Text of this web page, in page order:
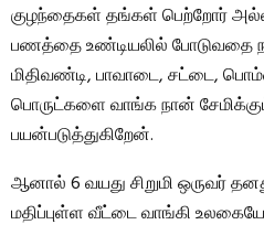
குழந்தைகள் தங்கள் பெற்றோர்
பணத்தை உண்டியலில் போடுவதை
மிதிவண்டி, பாவாடை, சட்டை,
பொருட்களை வாங்க நான்
பயன்படுத்துகிறேன்.
ஆனால் 6 வயது சிறுமி ஒருவர்
மதிப்புள்ள வீட்டை வாங்கி